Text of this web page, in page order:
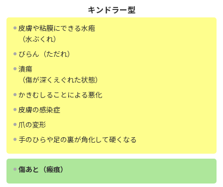
キンドラー型
皮膚や粘膜にできる水疱
（水ぶくれ）
びらん（ただれ）
潰瘍
（傷が深くえぐれた状態）
かきむしることによる悪化
皮膚の感染症
爪の変形
手のひらや足の裏が角化して硬くなる
傷あと（瘢痕）